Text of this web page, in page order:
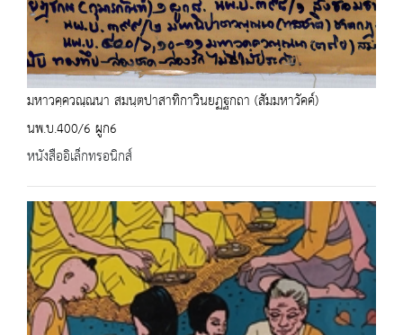
มหาวคฺควณฺณนา สมนฺตปาสาทิกาวินยฏฐกถา (สัมมหาวัคค์)
นพ.บ.400/6 ผูก6
หนังสืออิเล็กทรอนิกส์